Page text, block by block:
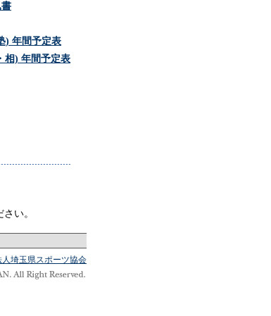
) 年間予定表
相) 年間予定表
い。
埼玉県スポーツ協会